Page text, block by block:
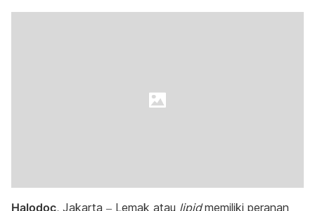
Halodoc, Jakarta – Lemak atau lipidmemiliki peranan